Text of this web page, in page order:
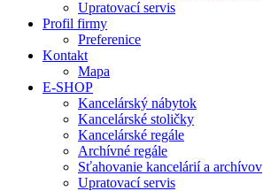
Upratovací servis
Profil firmy
Preferenice
Kontakt
Mapa
E-SHOP
Kancelárský nábytok
Kancelárské stoličky
Kancelárské regále
Archívné regále
Sťahovanie kancelárií a archívov
Upratovací servis